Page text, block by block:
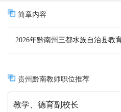
简章内容
2026年黔南州三都水族自治县教
贵州黔南教师职位推荐
教学、德育副校长